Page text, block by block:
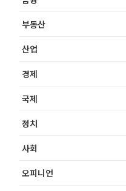
부동산
산업
경제
국제
정치
사회
오피니언